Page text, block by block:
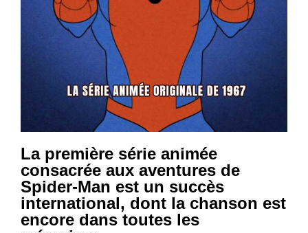
La première série animée
consacrée aux aventures de
Spider-Man est un succès
international, dont la chanson est
encore dans toutes les